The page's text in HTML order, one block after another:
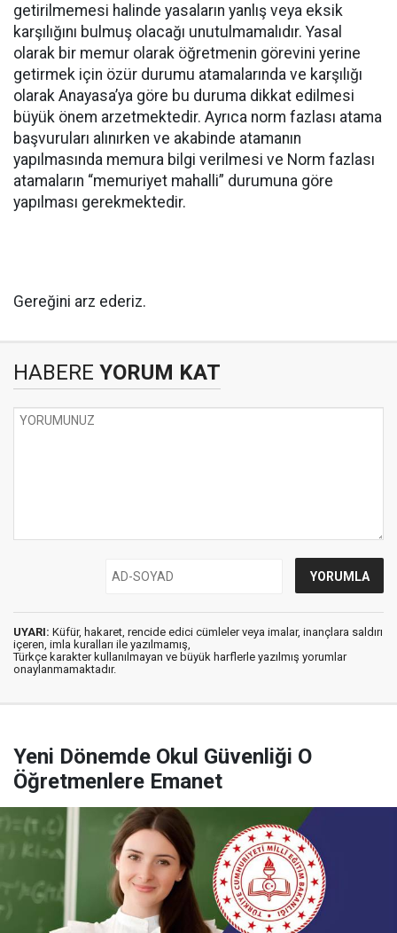
getirilmemesi halinde yasaların yanlış veya eksik
karşılığını bulmuş olacağı unutulmamalıdır. Yasal
olarak bir memur olarak öğretmenin görevini yerine
getirmek için özür durumu atamalarında ve karşılığı
olarak Anayasa’ya göre bu duruma dikkat edilmesi
büyük önem arzetmektedir. Ayrıca norm fazlası atama
başvuruları alınırken ve akabinde atamanın
yapılmasında memura bilgi verilmesi ve Norm fazlası
atamaların “memuriyet mahalli” durumuna göre
yapılması gerekmektedir.
Gereğini arz ederiz.
HABERE YORUM KAT
UYARI: Küfür, hakaret, rencide edici cümleler veya imalar, inançlara saldırı
içeren, imla kuralları ile yazılmamış,
Türkçe karakter kullanılmayan ve büyük harflerle yazılmış yorumlar
onaylanmamaktadır.
Yeni Dönemde Okul Güvenliği O
Öğretmenlere Emanet